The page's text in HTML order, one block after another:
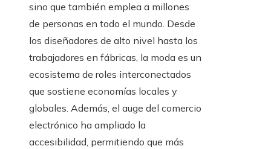
sino que también emplea a millones
de personas en todo el mundo. Desde
los diseñadores de alto nivel hasta los
trabajadores en fábricas, la moda es un
ecosistema de roles interconectados
que sostiene economías locales y
globales. Además, el auge del comercio
electrónico ha ampliado la
accesibilidad, permitiendo que más